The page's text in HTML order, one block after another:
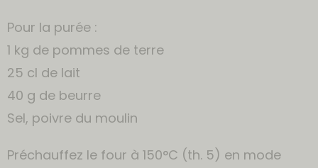
Pour la purée :
1 kg de pommes de terre
25 cl de lait
40 g de beurre
Sel, poivre du moulin
Préchauffez le four à 150°C (th. 5) en mode